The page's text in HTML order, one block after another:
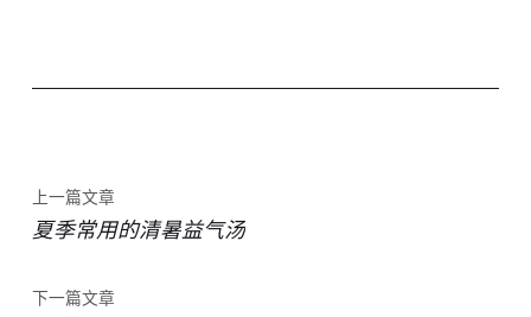
上一篇文章
夏季常用的清暑益气汤
下一篇文章